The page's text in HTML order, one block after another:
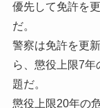
優先して免許を
だ。
警察は免許を更
ら、懲役上限7
題だ。
懲役上限20年の